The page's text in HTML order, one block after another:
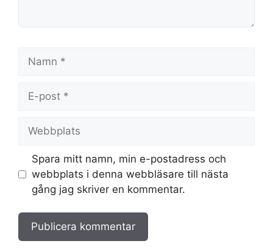
post
Spara mitt namn, min e-postadress och
webbplats i denna webbläsare till nästa
gång jag skriver en kommentar.